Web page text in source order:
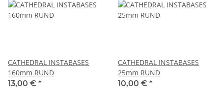
CATHEDRAL INSTABASES
160mm RUND
13,00 € *
CATHEDRAL INSTABASES
25mm RUND
10,00 € *